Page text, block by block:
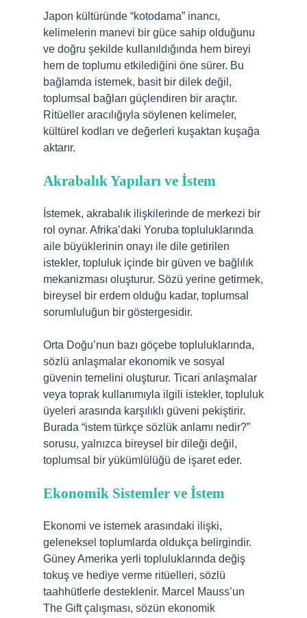
Japon kültüründe “kotodama” inancı,
kelimelerin manevi bir güce sahip olduğunu
ve doğru şekilde kullanıldığında hem bireyi
hem de toplumu etkilediğini öne sürer. Bu
bağlamda istemek, basit bir dilek değil,
toplumsal bağları güçlendiren bir araçtır.
Ritüeller aracılığıyla söylenen kelimeler,
kültürel kodları ve değerleri kuşaktan kuşağa
aktarır.
Akrabalık Yapıları ve İstem
İstemek, akrabalık ilişkilerinde de merkezi bir
rol oynar. Afrika’daki Yoruba topluluklarında
aile büyüklerinin onayı ile dile getirilen
istekler, topluluk içinde bir güven ve bağlılık
mekanizması oluşturur. Sözü yerine getirmek,
bireysel bir erdem olduğu kadar, toplumsal
sorumluluğun bir göstergesidir.
Orta Doğu’nun bazı göçebe topluluklarında,
sözlü anlaşmalar ekonomik ve sosyal
güvenin temelini oluşturur. Ticari anlaşmalar
veya toprak kullanımıyla ilgili istekler, topluluk
üyeleri arasında karşılıklı güveni pekiştirir.
Burada “istem türkçe sözlük anlamı nedir?”
sorusu, yalnızca bireysel bir dileği değil,
toplumsal bir yükümlülüğü de işaret eder.
Ekonomik Sistemler ve İstem
Ekonomi ve istemek arasındaki ilişki,
geleneksel toplumlarda oldukça belirgindir.
Güney Amerika yerli topluluklarında değiş
tokuş ve hediye verme ritüelleri, sözlü
taahhütlerle desteklenir. Marcel Mauss’un
The Gift çalışması, sözün ekonomik